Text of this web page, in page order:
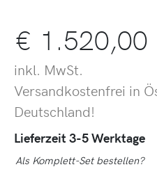
€ 1.520,00
inkl. MwSt.
Versandkostenfrei in
Deutschland!
Lieferzeit 3-5 Werktage
Als Komplett-Set bestellen?